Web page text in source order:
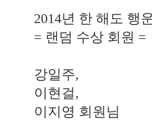
2014년 한 해도 행
= 랜덤 수상 회원 =
강일주,
이현걸,
이지영 회원님